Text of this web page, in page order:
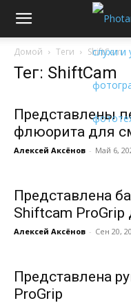
Домой Теги ShiftCam
Тег: ShiftCam
Представлены
флюорита для
Алексей Аксёнов - Май 6,
Представлена
Shiftcam ProGrip
Алексей Аксёнов - Сен 20,
Представлена
ProGrip